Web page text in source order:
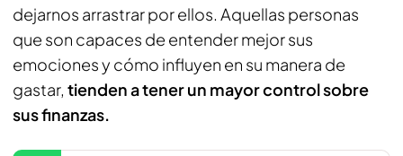
dejarnos arrastrar por ellos. Aquellas personas
que son capaces de entender mejor sus
emociones y cómo influyen en su manera de
gastar, tienden a tener un mayor control sobre
sus finanzas.